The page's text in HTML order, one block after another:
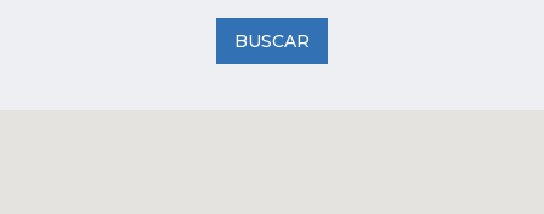
BUSCAR